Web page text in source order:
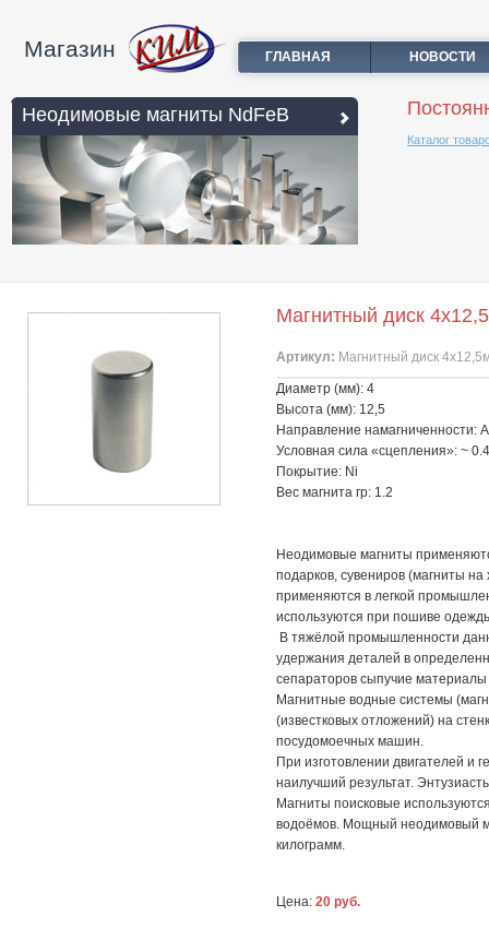
Магазин ГЛАВНАЯ НОВОСТИ
Неодимовые магниты NdFeB
Каталог
Магнитный диск 4х12,5
Артикул: Магнитный диск
Диаметр (мм): 4
Высота (мм): 12,5
Направление намагниченности:
Условная сила «сцепления»: ~
Покрытие: Ni
Вес магнита гр: 1.2
Неодимовые магниты
подарков, сувениров (магниты
применяются в легкой
используются при пошиве
В тяжёлой промышленности
удержания деталей в
сепараторов сыпучие
Магнитные водные системы
(известковых отложений) на
посудомоечных машин.
При изготовлении двигателей и
наилучший результат.
Магниты поисковые
водоёмов. Мощный неодимовый
килограмм.
Цена:20 руб.